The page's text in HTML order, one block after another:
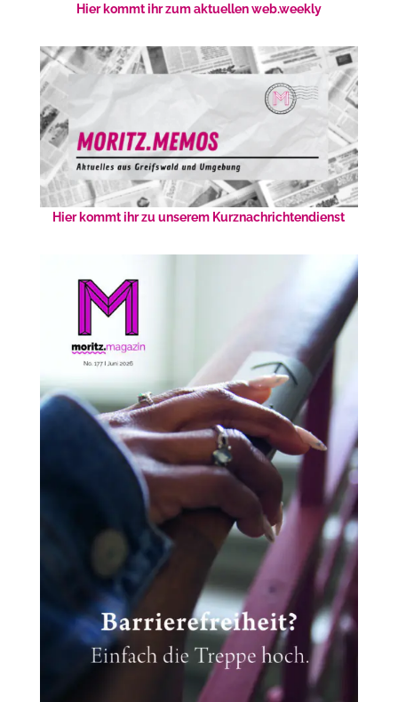
Hier kommt ihr zum aktuellen web.weekly
Hier kommt ihr zu unserem Kurznachrichtendienst